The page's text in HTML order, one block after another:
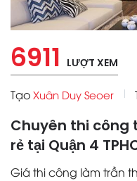
6911 LƯỢT XEM
Tạo Xuân Duy Seoer
Chuyên thi công
rẻ tại Quận 4
Giá thi công làm trần